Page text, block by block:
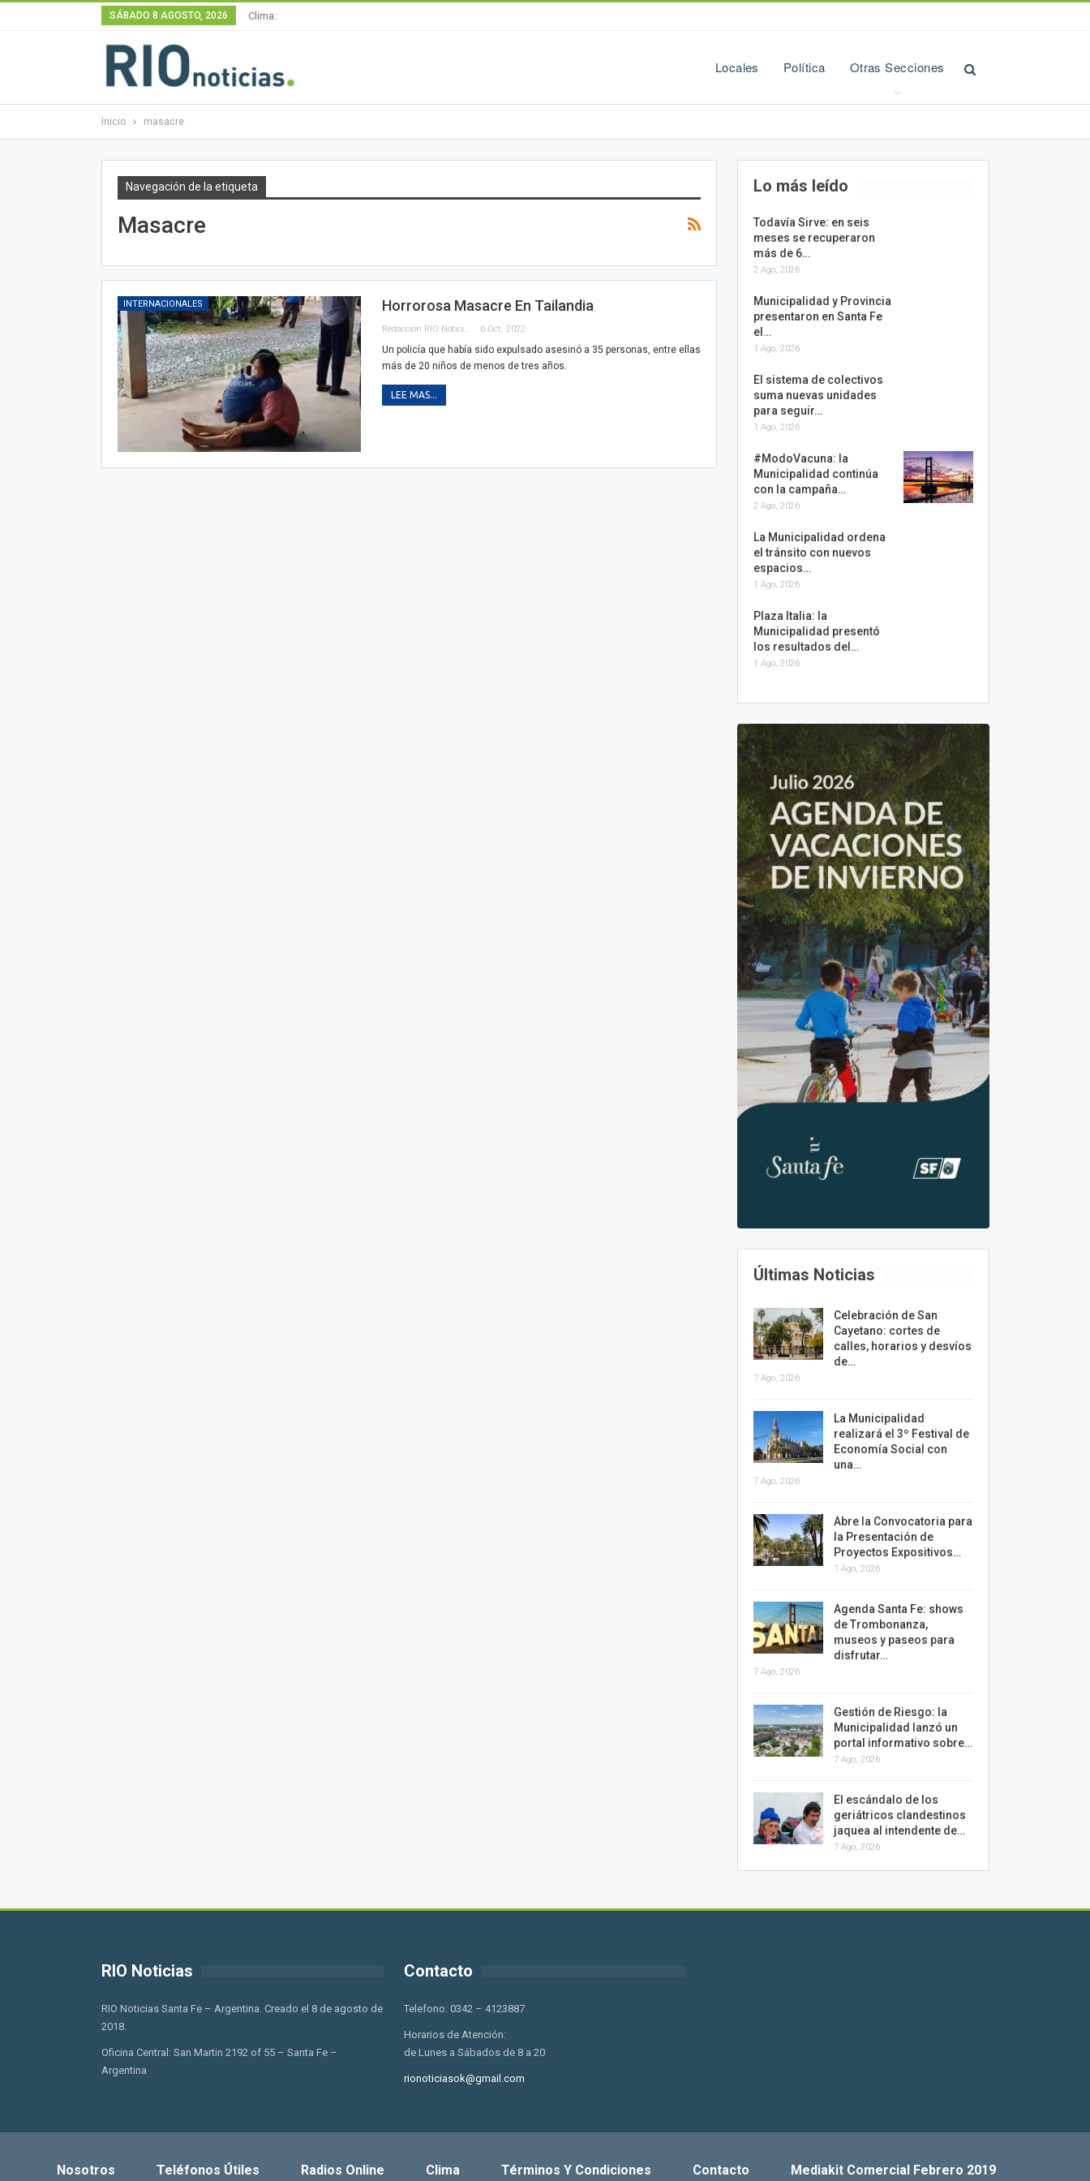
SÁBADO 8 AGOSTO, 2026 Clima:
Locales Política Otras Secciones
Inicio masacre
Navegación de la etiqueta
Masacre
INTERNACIONALES Horrorosa Masacre En Tailandia
Redacción RIO Noticias 6 Oct, 2022
Un policía que había sido expulsado asesinó a 35 personas, entre ellas
más de 20 niños de menos de tres años.
LEE MAS...
Lo más leído
Todavía Sirve: en seis
meses se recuperaron
más de 6…
2 Ago, 2026
Municipalidad y Provincia
presentaron en Santa Fe
el…
1 Ago, 2026
El sistema de colectivos
suma nuevas unidades
para seguir…
1 Ago, 2026
#ModoVacuna: la
Municipalidad continúa
con la campaña…
2 Ago, 2026
La Municipalidad ordena
el tránsito con nuevos
espacios…
1 Ago, 2026
Plaza Italia: la
Municipalidad presentó
los resultados del…
1 Ago, 2026
Últimas Noticias
Celebración de San
Cayetano: cortes de
calles, horarios y desvíos
de…
7 Ago, 2026
La Municipalidad
realizará el 3º Festival de
Economía Social con
una…
7 Ago, 2026
Abre la Convocatoria para
la Presentación de
Proyectos Expositivos…
7 Ago, 2026
Agenda Santa Fe: shows
de Trombonanza,
museos y paseos para
disfrutar…
7 Ago, 2026
Gestión de Riesgo: la
Municipalidad lanzó un
portal informativo sobre…
7 Ago, 2026
El escándalo de los
geriátricos clandestinos
jaquea al intendente de…
7 Ago, 2026
RIO Noticias
RIO Noticias Santa Fe – Argentina. Creado el 8 de agosto de
2018.
Oficina Central: San Martin 2192 of 55 – Santa Fe –
Argentina
Contacto
Telefono: 0342 – 4123887
Horarios de Atención:
de Lunes a Sábados de 8 a 20
rionoticiasok@gmail.com
Nosotros Teléfonos Útiles Radios Online Clima Términos Y Condiciones Contacto Mediakit Comercial Febrero 2019